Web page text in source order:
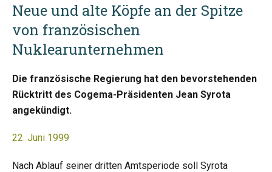
Neue und alte Köpfe an der Spitze
von französischen
Nuklearunternehmen
Die französische Regierung hat den bevorstehenden
Rücktritt des Cogema-Präsidenten Jean Syrota
angekündigt.
22. Juni 1999
Nach Ablauf seiner dritten Amtsperiode soll Syrota